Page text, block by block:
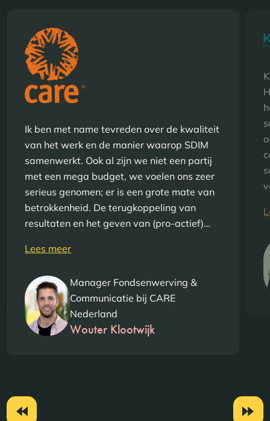
Ik ben met name tevreden over de kwaliteit
van het werk en de manier waarop SDIM
samenwerkt. Ook al zijn we niet een partij
met een mega budget, we voelen ons zeer
serieus genomen; er is een grote mate van
betrokkenheid. De terugkoppeling van
resultaten en het geven van (pro-actief)…
Lees meer
Manager Fondsenwerving &
Communicatie bij CARE
Nederland
Wouter Klootwijk